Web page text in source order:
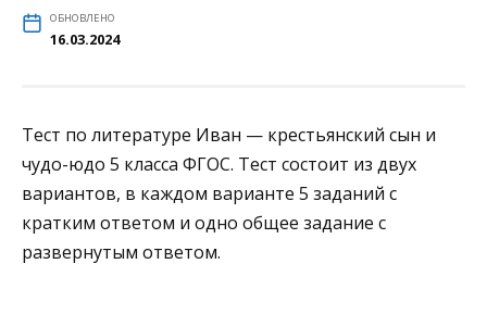
ОБНОВЛЕНО
16.03.2024
Тест по литературе Иван — крестьянский сын и
чудо-юдо 5 класса ФГОС. Тест состоит из двух
вариантов, в каждом варианте 5 заданий с
кратким ответом и одно общее задание с
развернутым ответом.